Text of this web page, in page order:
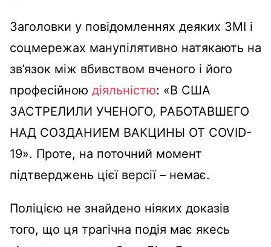
Заголовки у повідомленнях деяких ЗМІ і
соцмережах манупілятивно натякають на
зв’язок між вбивством вченого і його
професійною діяльністю: «В США
ЗАСТРЕЛИЛИ УЧЕНОГО, РАБОТАВШЕГО
НАД СОЗДАНИЕМ ВАКЦИНЫ ОТ COVID-
19». Проте, на поточний момент
підтверджень цієї версії – немає.
Поліцією не знайдено ніяких доказів
того, що ця трагічна подія має якесь